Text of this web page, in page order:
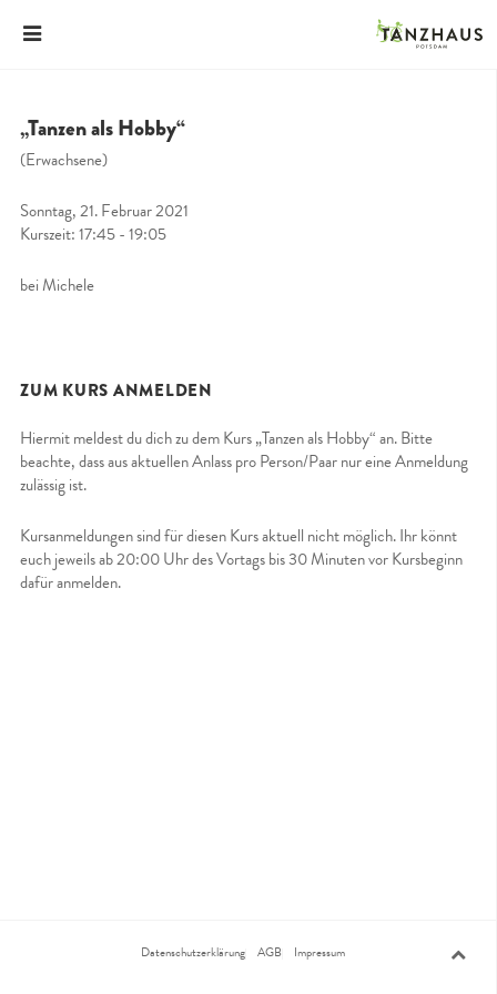
„Tanzen als Hobby“
(Erwachsene)
Sonntag, 21. Februar 2021
Kurszeit: 17:45 - 19:05
bei Michele
ZUM KURS ANMELDEN
Hiermit meldest du dich zu dem Kurs „Tanzen als Hobby“ an. Bitte
beachte, dass aus aktuellen Anlass pro Person/Paar nur eine Anmeldung
zulässig ist.
Kursanmeldungen sind für diesen Kurs aktuell nicht möglich. Ihr könnt
euch jeweils ab 20:00 Uhr des Vortags bis 30 Minuten vor Kursbeginn
dafür anmelden.
Datenschutzerklärung AGB Impressum